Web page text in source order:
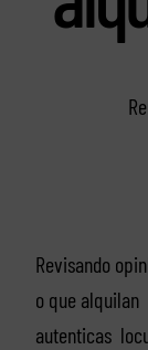
Revisando
o que alquilan
autenticas